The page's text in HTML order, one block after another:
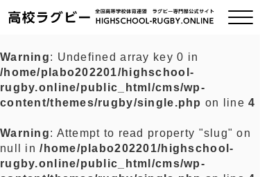
ご挨拶
全国チーム紹介
Warning: Undefined array key 0 in
/home/plabo202201/highschool-
rugby.online/public_html/cms/wp-
content/themes/rugby/single.php on line4
Warning: Attempt to read property "slug" on
null in/home/plabo202201/highschool-
rugby.online/public_html/cms/wp-